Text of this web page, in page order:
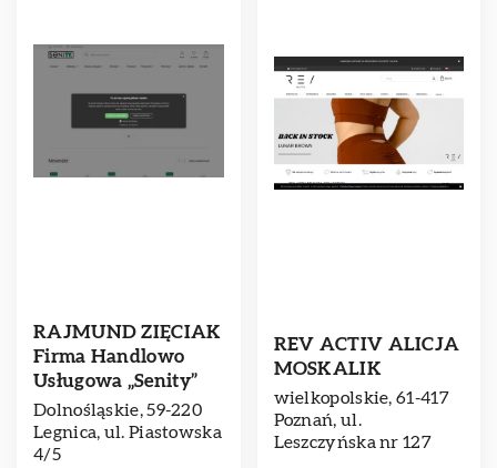
RAJMUND ZIĘCIAK
Firma Handlowo
Usługowa „Senity”
Dolnośląskie, 59-220
Legnica, ul. Piastowska
4/5
REV ACTIV ALICJA
MOSKALIK
wielkopolskie, 61-417
Poznań, ul.
Leszczyńska nr 127